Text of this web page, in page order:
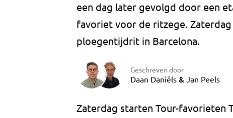
een dag later gevolgd door een
favoriet voor de ritzege.
ploegentijdrit in Barcelona.
Geschreven door
Daan Daniëls & Jan Peels
Zaterdag starten Tour-favorieten